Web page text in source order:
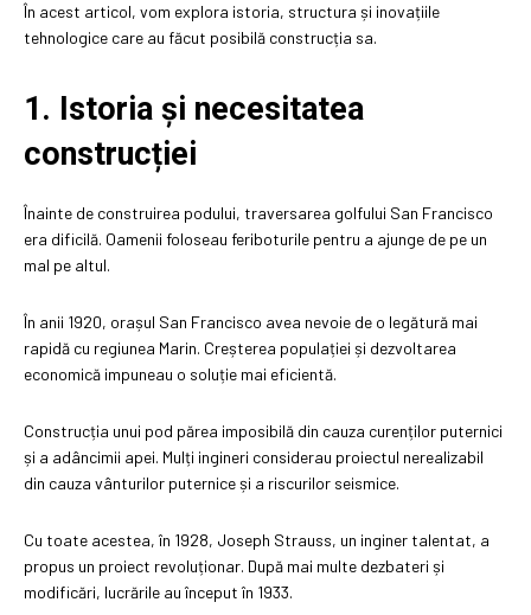
În acest articol, vom explora istoria, structura și inovațiile
tehnologice care au făcut posibilă construcția sa.
1. Istoria și necesitatea
construcției
Înainte de construirea podului, traversarea golfului San Francisco
era dificilă. Oamenii foloseau feriboturile pentru a ajunge de pe un
mal pe altul.
În anii 1920, orașul San Francisco avea nevoie de o legătură mai
rapidă cu regiunea Marin. Creșterea populației și dezvoltarea
economică impuneau o soluție mai eficientă.
Construcția unui pod părea imposibilă din cauza curenților puternici
și a adâncimii apei. Mulți ingineri considerau proiectul nerealizabil
din cauza vânturilor puternice și a riscurilor seismice.
Cu toate acestea, în 1928, Joseph Strauss, un inginer talentat, a
propus un proiect revoluționar. După mai multe dezbateri și
modificări, lucrările au început în 1933.